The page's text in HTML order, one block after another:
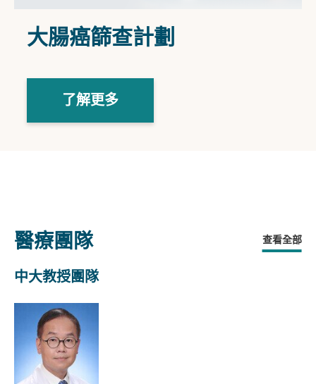
大腸癌篩查計劃
了解更多
醫療團隊 查看全部
中大教授團隊